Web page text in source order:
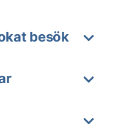
besök